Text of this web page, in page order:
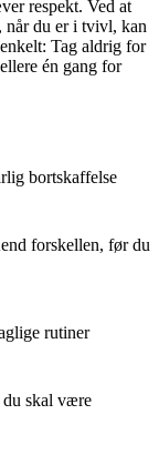
respekt. Ved at
når du er i tvivl, kan
Tag aldrig for
én gang for
bortskaffelse
forskellen, før du
rutiner
du skal være